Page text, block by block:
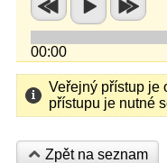
00:00
Veřejný přístup je
přístupu je nutné
Zpět na seznam